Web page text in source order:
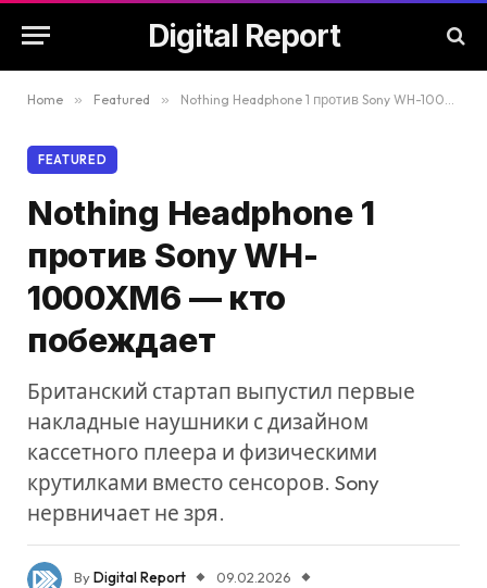
Digital Report
Home » Featured » Nothing Headphone 1 против Sony WH-1000XM6 — кто побеждает
FEATURED
Nothing Headphone 1
против Sony WH-
1000XM6 — кто
побеждает
Британский стартап выпустил первые
накладные наушники с дизайном
кассетного плеера и физическими
крутилками вместо сенсоров. Sony
нервничает не зря.
ByDigital Report
09.02.2026